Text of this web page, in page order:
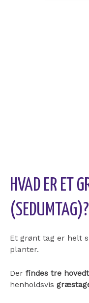
HVAD ER ET
(SEDUMTAG)?
Et grønt tag er helt
planter.
Der findes tre
henholdsvis